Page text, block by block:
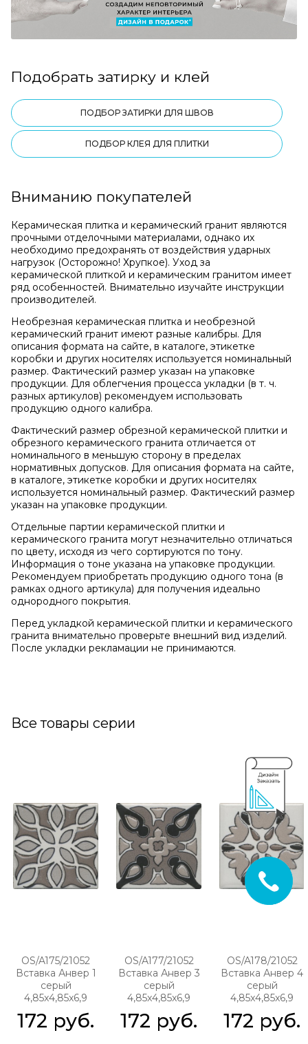
Подобрать затирку и клей
ПОДБОР ЗАТИРКИ ДЛЯ ШВОВ
ПОДБОР КЛЕЯ ДЛЯ ПЛИТКИ
Вниманию покупателей
Керамическая плитка и керамический гранит являются
прочными отделочными материалами, однако их
необходимо предохранять от воздействия ударных
нагрузок (Осторожно! Хрупкое). Уход за
керамической плиткой и керамическим гранитом имеет
ряд особенностей. Внимательно изучайте инструкции
производителей.
Необрезная керамическая плитка и необрезной
керамический гранит имеют разные калибры. Для
описания формата на сайте, в каталоге, этикетке
коробки и других носителях используется номинальный
размер. Фактический размер указан на упаковке
продукции. Для облегчения процесса укладки (в т. ч.
разных артикулов) рекомендуем использовать
продукцию одного калибра.
Фактический размер обрезной керамической плитки и
обрезного керамического гранита отличается от
номинального в меньшую сторону в пределах
нормативных допусков. Для описания формата на сайте,
в каталоге, этикетке коробки и других носителях
используется номинальный размер. Фактический размер
указан на упаковке продукции.
Отдельные партии керамической плитки и
керамического гранита могут незначительно отличаться
по цвету, исходя из чего сортируются по тону.
Информация о тоне указана на упаковке продукции.
Рекомендуем приобретать продукцию одного тона (в
рамках одного артикула) для получения идеально
однородного покрытия.
Перед укладкой керамической плитки и керамического
гранита внимательно проверьте внешний вид изделий.
После укладки рекламации не принимаются.
Все товары серии
OS/A175/21052
Вставка Анвер 1
серый
4,85x4,85x6,9
172 руб.
OS/A177/21052
Вставка Анвер 3
серый
4,85x4,85x6,9
172 руб.
OS/A178/21052
Вставка Анвер 4
серый
4,85x4,85x6,9
172 руб.